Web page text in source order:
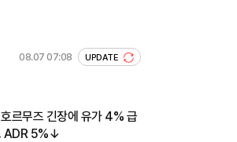
08.07 07:08 UPDATE
르무즈 긴장에 유가 4% 급
ADR 5%↓